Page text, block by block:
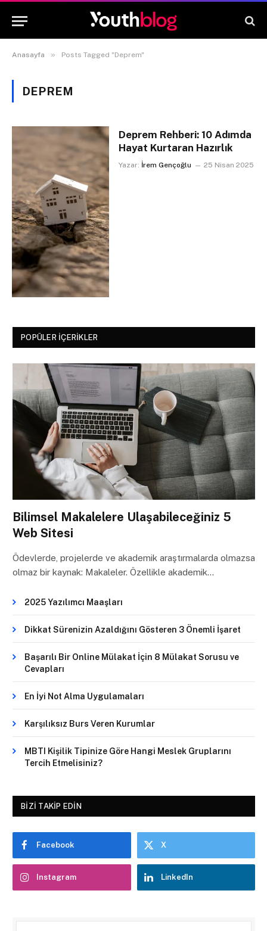
Anasayfa » Posts Tagged "Deprem"
DEPREM
Deprem Rehberi: 10 Adımda
Hayat Kurtaran Hazırlık
Yazar: İrem Gençoğlu 25 Nisan 2025
POPÜLER İÇERIKLER
Bilimsel Makalelere Ulaşabileceğiniz 5
Web Sitesi
Ödevlerde, projelerde ve akademik araştırmalarda olmazsa
olmaz bir kaynak: Makaleler. Özellikle akademik…
2025 Yazılımcı Maaşları
Dikkat Sürenizin Azaldığını Gösteren 3 Önemli İşaret
Başarılı Bir Online Mülakat İçin 8 Mülakat Sorusu ve
Cevapları
En İyi Not Alma Uygulamaları
Karşılıksız Burs Veren Kurumlar
MBTI Kişilik Tipinize Göre Hangi Meslek Gruplarını
Tercih Etmelisiniz?
BIZI TAKIP EDIN
Facebook X
Instagram LinkedIn